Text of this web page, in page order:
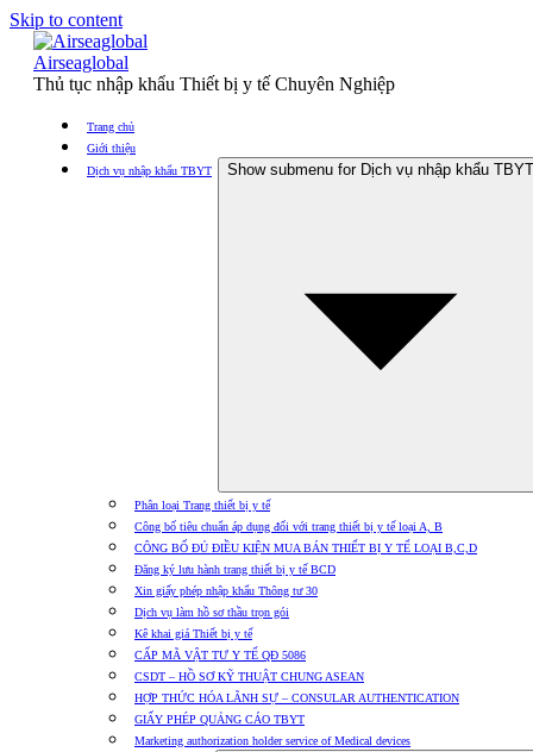
Skip to content
Airseaglobal
Thủ tục nhập khẩu Thiết bị y tế Chuyên Nghiệp
Trang chủ
Giới thiệu
Dịch vụ nhập khẩu TBYT
Show submenu for Dịch vụ nhập khẩu TBYT
Phân loại Trang thiết bị y tế
Công bố tiêu chuẩn áp dụng đối với trang thiết bị y tế loại A, B
CÔNG BỐ ĐỦ ĐIỀU KIỆN MUA BÁN THIẾT BỊ Y TẾ LOẠI B,C,D
Đăng ký lưu hành trang thiết bị y tế BCD
Xin giấy phép nhập khẩu Thông tư 30
Dịch vụ làm hồ sơ thầu trọn gói
Kê khai giá Thiết bị y tế
CẤP MÃ VẬT TƯ Y TẾ QĐ 5086
CSDT – HỒ SƠ KỸ THUẬT CHUNG ASEAN
HỢP THỨC HÓA LÃNH SỰ – CONSULAR AUTHENTICATION
GIẤY PHÉP QUẢNG CÁO TBYT
Marketing authorization holder service of Medical devices